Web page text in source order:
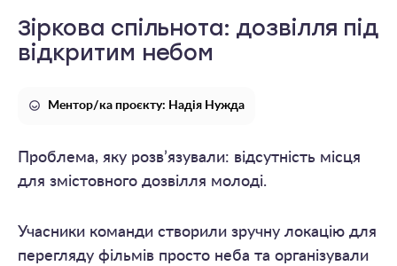
Зіркова спільнота: дозвілля під
відкритим небом
Ментор/ка проєкту: Надія Нужда
Проблема, яку розв’язували: відсутність місця
для змістовного дозвілля молоді.
Учасники команди створили зручну локацію для
перегляду фільмів просто неба та організували